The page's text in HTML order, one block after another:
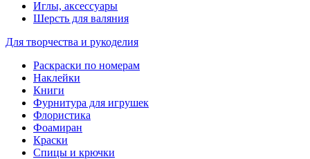
Иглы, аксессуары
Шерсть для валяния
Для творчества и рукоделия
Раскраски по номерам
Наклейки
Книги
Фурнитура для игрушек
Флористика
Фоамиран
Краски
Спицы и крючки